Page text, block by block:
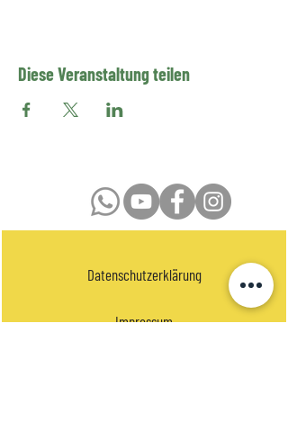
Diese Veranstaltung teilen
Datenschutzerklärung
Impressum